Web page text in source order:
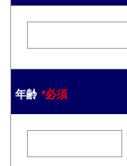
年齢 *必須